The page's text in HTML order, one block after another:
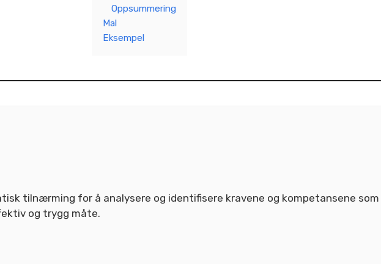
Oppsummering
Mal
Eksempel
tilnærming for å analysere og identifisere kravene og kompetansene som
og trygg måte.